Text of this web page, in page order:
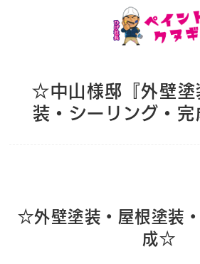
☆中山様邸『外壁塗
装・シーリング・
☆外壁塗装・屋根塗装
成☆